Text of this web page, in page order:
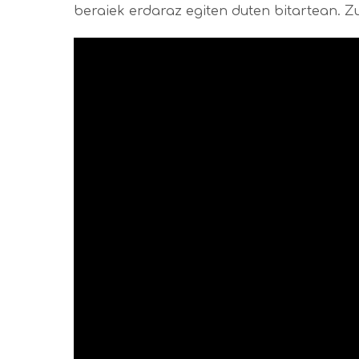
beraiek erdaraz egiten duten bitartean.